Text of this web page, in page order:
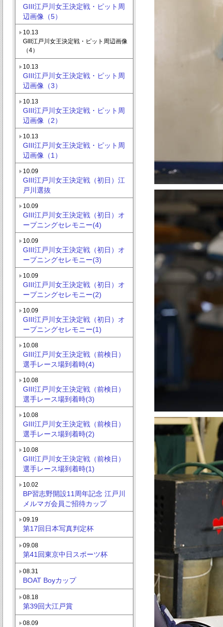
GIII江戸川女王決定戦・ピット周
辺画像（5）
10.13
GIII江戸川女王決定戦・ピット周辺画像
（4）
10.13
GIII江戸川女王決定戦・ピット周
辺画像（3）
10.13
GIII江戸川女王決定戦・ピット周
辺画像（2）
10.13
GIII江戸川女王決定戦・ピット周
辺画像（1）
10.09
GIII江戸川女王決定戦（初日）江
戸川選抜
10.09
GIII江戸川女王決定戦（初日）オ
ープニングセレモニー(4)
10.09
GIII江戸川女王決定戦（初日）オ
ープニングセレモニー(3)
10.09
GIII江戸川女王決定戦（初日）オ
ープニングセレモニー(2)
10.09
GIII江戸川女王決定戦（初日）オ
ープニングセレモニー(1)
10.08
GIII江戸川女王決定戦（前検日）
選手レース場到着時(4)
10.08
GIII江戸川女王決定戦（前検日）
選手レース場到着時(3)
10.08
GIII江戸川女王決定戦（前検日）
選手レース場到着時(2)
10.08
GIII江戸川女王決定戦（前検日）
選手レース場到着時(1)
10.02
BP習志野開設11周年記念 江戸川
メルマガ会員ご招待カップ
09.19
第17回日本写真判定杯
09.08
第41回東京中日スポーツ杯
08.31
BOAT Boyカップ
08.18
第39回大江戸賞
08.09